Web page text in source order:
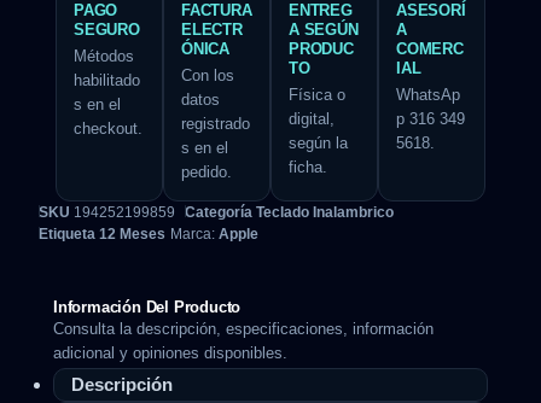
PAGO
SEGURO
Métodos
habilitado
s en el
checkout.
FACTURA
ELECTR
ÓNICA
Con los
datos
registrado
s en el
pedido.
ENTREG
A SEGÚN
PRODUC
TO
Física o
digital,
según la
ficha.
ASESORÍ
A
COMERC
IAL
WhatsAp
p 316 349
5618.
SKU 194252199859 Categoría Teclado Inalambrico
Etiqueta 12 Meses Marca: Apple
Información Del Producto
Consulta la descripción, especificaciones, información
adicional y opiniones disponibles.
Descripción